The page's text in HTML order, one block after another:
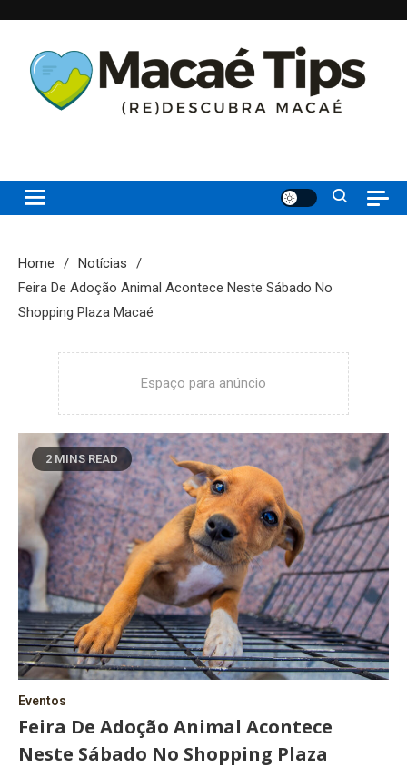
content
Princesinha do Atlântico
Home
Notícias
Feira De Adoção Animal Acontece Neste Sábado No
Shopping Plaza Macaé
Espaço para anúncio
2 MINS READ
Eventos
Feira De Adoção Animal Acontece
Neste Sábado No Shopping Plaza